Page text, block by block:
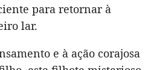
para retornar à
lar.
e à ação corajosa